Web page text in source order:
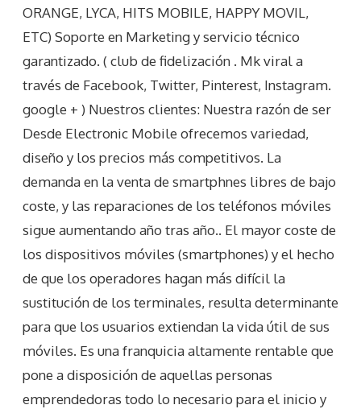
ORANGE, LYCA, HITS MOBILE, HAPPY MOVIL,
ETC) Soporte en Marketing y servicio técnico
garantizado. ( club de fidelización . Mk viral a
través de Facebook, Twitter, Pinterest, Instagram.
google + ) Nuestros clientes: Nuestra razón de ser
Desde Electronic Mobile ofrecemos variedad,
diseño y los precios más competitivos. La
demanda en la venta de smartphnes libres de bajo
coste, y las reparaciones de los teléfonos móviles
sigue aumentando año tras año.. El mayor coste de
los dispositivos móviles (smartphones) y el hecho
de que los operadores hagan más difícil la
sustitución de los terminales, resulta determinante
para que los usuarios extiendan la vida útil de sus
móviles. Es una franquicia altamente rentable que
pone a disposición de aquellas personas
emprendedoras todo lo necesario para el inicio y